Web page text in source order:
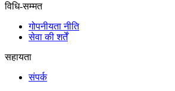
विधि-सम्‍मत
गोपनीयता नीति
सेवा की शर्तें
सहायता
संपर्क